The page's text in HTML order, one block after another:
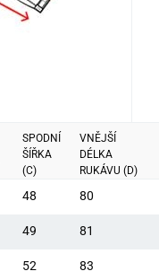
SPODNÍ
ŠÍŘKA
(C)
VNĚJŠÍ
DÉLKA
RUKÁVU (D)
48 80
49 81
52 83